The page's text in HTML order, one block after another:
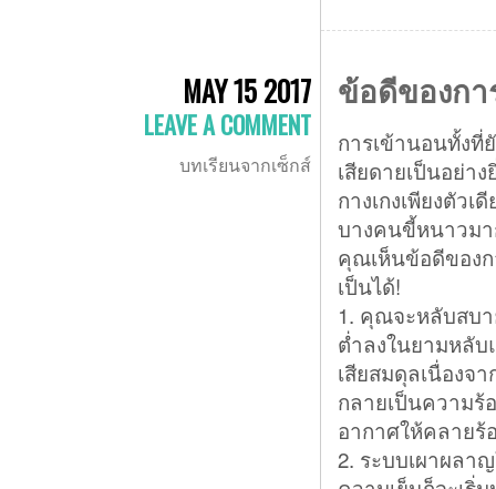
MAY 15 2017
LEAVE A COMMENT
บทเรียนจากเซ็กส์
ข้อดีของก
การเข้านอนทั้ง
เสียดายเป็นอย่า
กางเกงเพียงตัว
บางคนขี้หนาวมา
คุณเห็นข้อดีของ
เป็นได้!
1. คุณจะหลับสบ
ต่ำลงในยามหลั
เสียสมดุลเนื่อง
กลายเป็นความ
อากาศให้คลายร้
2. ระบบเผาผลา